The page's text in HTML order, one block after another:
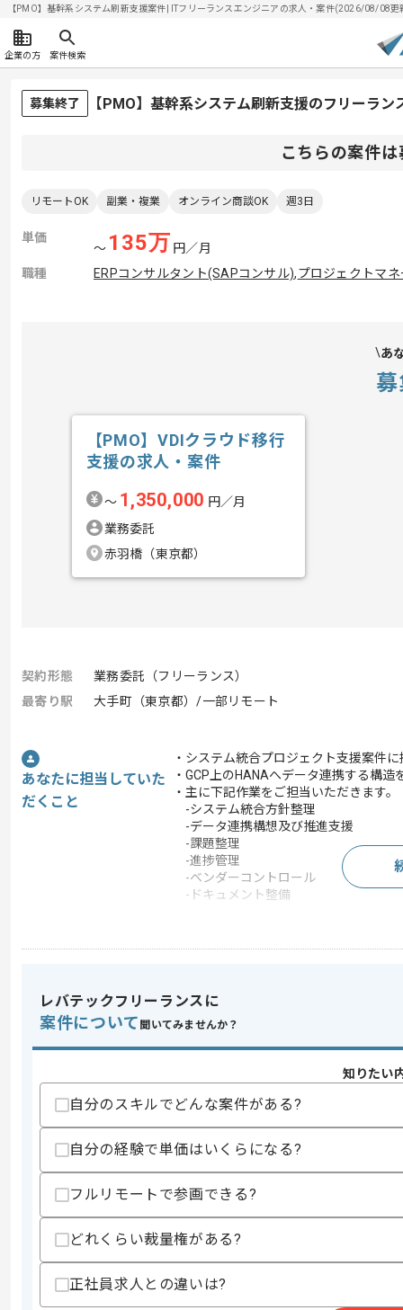
【PMO】基幹系システム刷新支援案件| ITフリーランスエンジニアの求人・案件(2026/08/08更
企業の方 案件検索
募集終了 【PMO】基幹系システム刷新支援のフリーラン
こちらの案件
リモートOK 副業・複業 オンライン商談OK 週3日
単価
〜 135万 円／月
職種
ERPコンサルタント(SAPコンサル),プロジェクトマ
あ
【PMO】VDIクラウド移行
支援の求人・案件
〜 1,350,000 円／月
業務委託
赤羽橋（東京都）
契約形態
業務委託（フリーランス）
最寄り駅
大手町（東京都）/一部リモート
あなたに担当していた
だくこと
・システム統合プロジェクト支援案件
・GCP上のHANAへデータ連携する構造
・主に下記作業をご担当いただきます。
-システム統合方針整理
-データ連携構想及び推進支援
-課題整理
-進捗管理
-ベンダーコントロール
-ドキュメント整備
特徴
スキル
求めるスキル
・ETL基盤またはERP導入経験
・大規模システム連携及びデータ移行
・資料作成経験
歓迎スキル
・M&AもしくはPMIに伴うシステム統
スキルに不安がある方へ
レバテックフリーランスに
案件について 聞いてみませんか？
知りたい
自分のスキルでどんな案件がある?
自分の経験で単価はいくらになる?
フルリモートで参画できる?
どれくらい裁量権がある?
正社員求人との違いは?